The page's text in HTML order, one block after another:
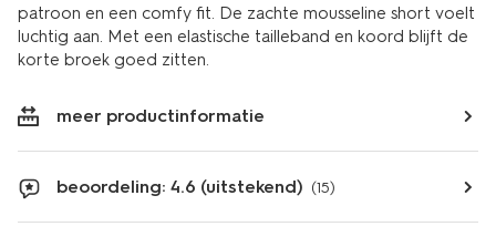
patroon en een comfy fit. De zachte mousseline short voelt
luchtig aan. Met een elastische tailleband en koord blijft de
korte broek goed zitten.
meer productinformatie
beoordeling: 4.6 (uitstekend) (15)